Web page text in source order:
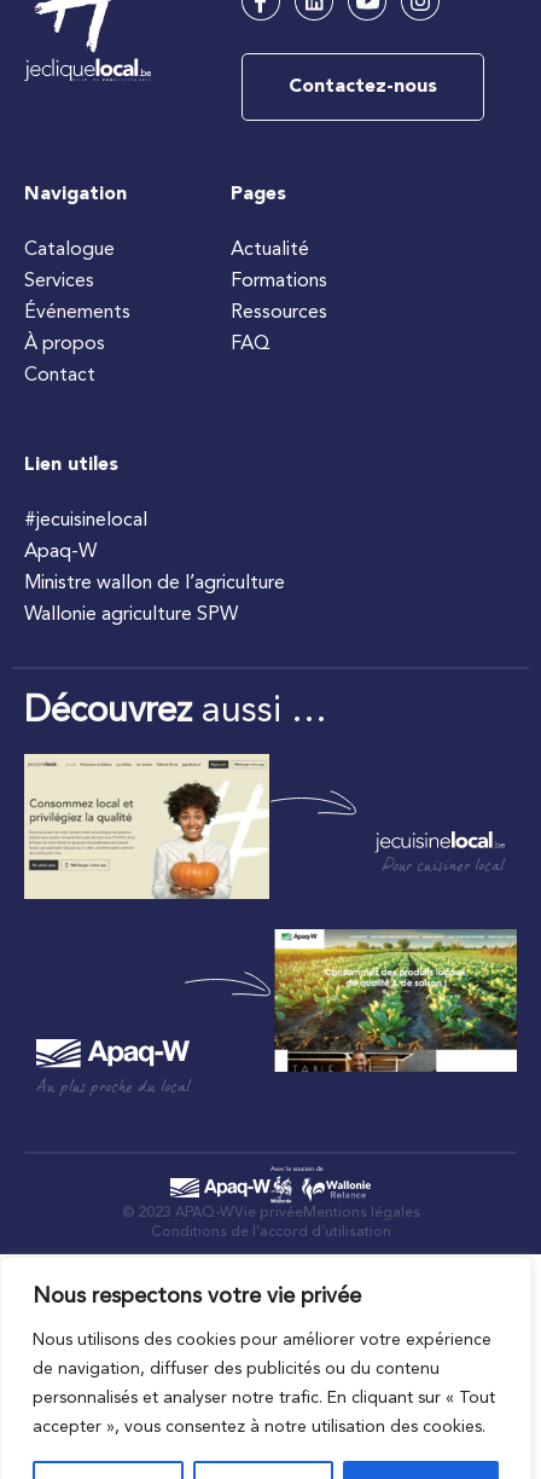
Nous respectons votre vie privée
Nous utilisons des cookies pour améliorer votre expérience
de navigation, diffuser des publicités ou du contenu
personnalisés et analyser notre trafic. En cliquant sur « Tout
accepter », vous consentez à notre utilisation des cookies.
Contactez-nous
Navigation
Catalogue
Services
Événements
À propos
Contact
Pages
Actualité
Formations
Ressources
FAQ
Lien utiles
#jecuisinelocal
Apaq-W
Ministre wallon de l’agriculture
Wallonie agriculture SPW
Découvrezaussi …
Pour cuisiner local
Au plus proche du local
© 2023 APAQ-WVie privée Mentions légales
Conditions de l’accord d’utilisation